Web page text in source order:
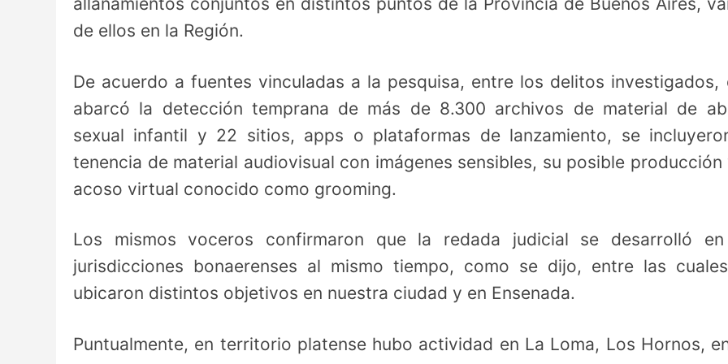
de ellos en la Región.
De acuerdo a fuentes vinculadas a la pesquisa, entre los delitos investigados,
abarcó la detección temprana de más de 8.300 archivos de material de
sexual infantil y 22 sitios, apps o plataformas de lanzamiento, se
tenencia de material audiovisual con imágenes sensibles, su posible producción
acoso virtual conocido como grooming.
Los mismos voceros confirmaron que la redada judicial se desarrolló
jurisdicciones bonaerenses al mismo tiempo, como se dijo, entre las
ubicaron distintos objetivos en nuestra ciudad y en Ensenada.
Puntualmente, en territorio platense hubo actividad en La Loma, Los Hornos,